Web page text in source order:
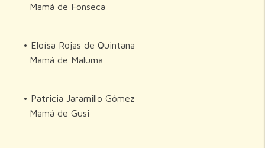
Mamá de Fonseca
• Eloísa Rojas de Quintana
Mamá de Maluma
• Patricia Jaramillo Gómez
Mamá de Gusi